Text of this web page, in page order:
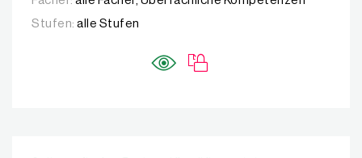
Stufen: alle Stufen